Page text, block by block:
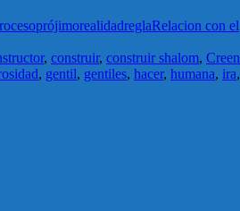
prójimorealidadreglaRelacion con el
, construir, construir shalom,
, gentil, gentiles, hacer, humana, ira,